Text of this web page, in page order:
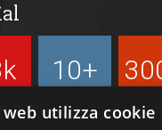
10+
utilizza cookie